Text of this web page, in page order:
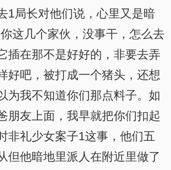
1局长对他们说，心里又是暗
这几个家伙，没事干，怎么去
插在那不是好好的，非要去弄
好吧，被打成一个猪头，还想
为我不知道你们那点料子。如
朋友上面，我早就把你们扣起
非礼少女案子1这事，他们五
但他暗地里派人在附近里做了